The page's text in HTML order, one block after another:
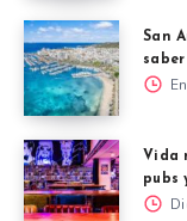
San
Vida
pubs